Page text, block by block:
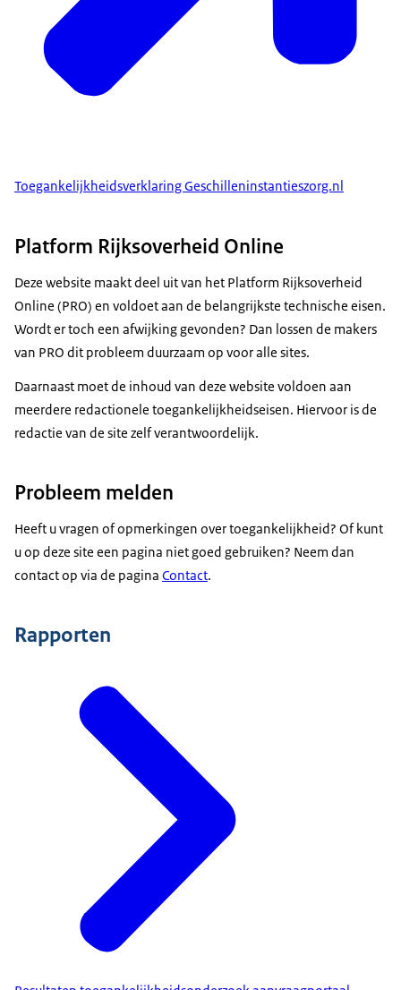
Toegankelijkheidsverklaring Geschilleninstantieszorg.nl
Platform Rijksoverheid Online
Deze website maakt deel uit van het Platform Rijksoverheid
Online (PRO) en voldoet aan de belangrijkste technische eisen.
Wordt er toch een afwijking gevonden? Dan lossen de makers
van PRO dit probleem duurzaam op voor alle sites.
Daarnaast moet de inhoud van deze website voldoen aan
meerdere redactionele toegankelijkheidseisen. Hiervoor is de
redactie van de site zelf verantwoordelijk.
Probleem melden
Heeft u vragen of opmerkingen over toegankelijkheid? Of kunt
u op deze site een pagina niet goed gebruiken? Neem dan
contact op via de pagina Contact.
Rapporten